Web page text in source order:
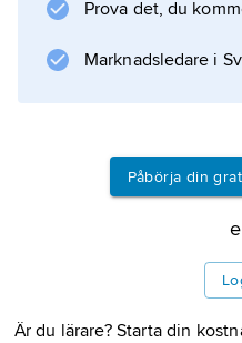
Prova det, du
Marknadsledare i
Påbörja din
Är du lärare? Starta din